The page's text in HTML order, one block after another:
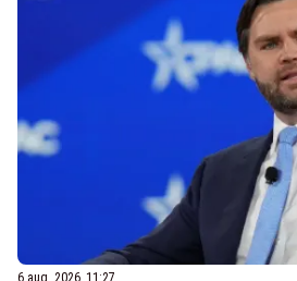
6 aug. 2026, 11:27